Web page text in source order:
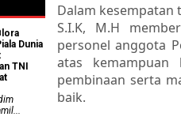
Dalam kesempatan
S.I.K, M.H
personel anggota
atas
pembinaan serta
baik.
Dunia
TNI